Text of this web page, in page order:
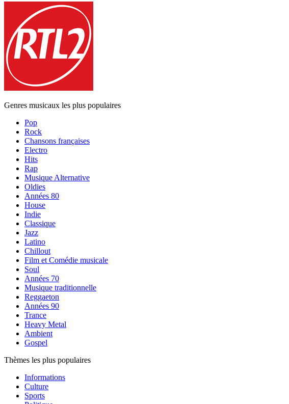
Genres musicaux les plus populaires
Pop
Rock
Chansons françaises
Electro
Hits
Rap
Musique Alternative
Oldies
Années 80
House
Indie
Classique
Jazz
Latino
Chillout
Film et Comédie musicale
Soul
Années 70
Musique traditionnelle
Reggaeton
Années 90
Trance
Heavy Metal
Ambient
Gospel
Thèmes les plus populaires
Informations
Culture
Sports